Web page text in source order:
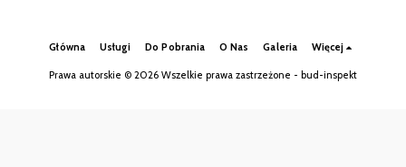
Główna Usługi Do Pobrania O Nas Galeria Więcej
Prawa autorskie © 2026 Wszelkie prawa zastrzeżone - bud-inspekt